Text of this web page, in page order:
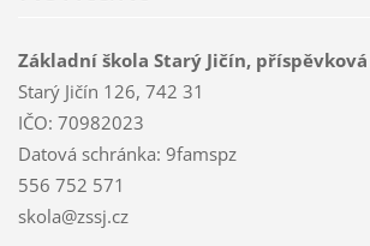
Základní škola Starý Jičín,
Starý Jičín 126, 742 31
IČO: 70982023
Datová schránka: 9famspz
556 752 571
skola@zssj.cz